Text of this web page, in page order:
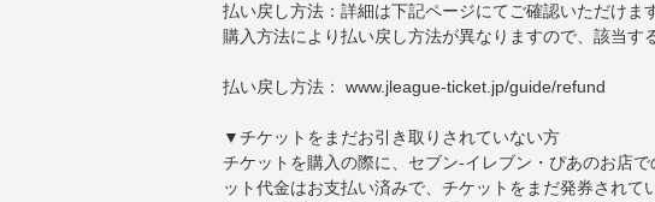
払い戻し方法：詳細は下記ページにてご確認いただけます
購入方法により払い戻し方法が異なりますので、該当す
払い戻し方法： www.jleague-ticket.jp/guide/refund
▼チケットをまだお引き取りされていない方
チケットを購入の際に、セブン-イレブン・ぴあのお店
ット代金はお支払い済みで、チケットをまだ発券され